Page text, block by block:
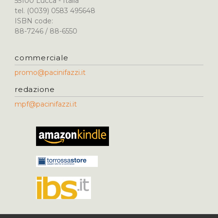
tel. (0039) 0583 495648
ISBN code:
88-7246 / 88-6550
commerciale
promo@pacinifazzi.it
redazione
mpf@pacinifazzi.it